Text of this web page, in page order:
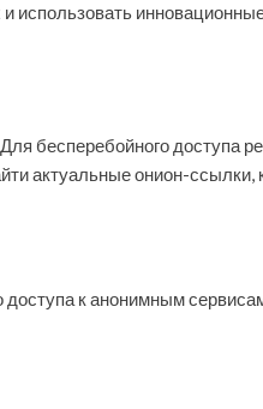
бесперебойного доступа
актуальные онион-
к анонимным